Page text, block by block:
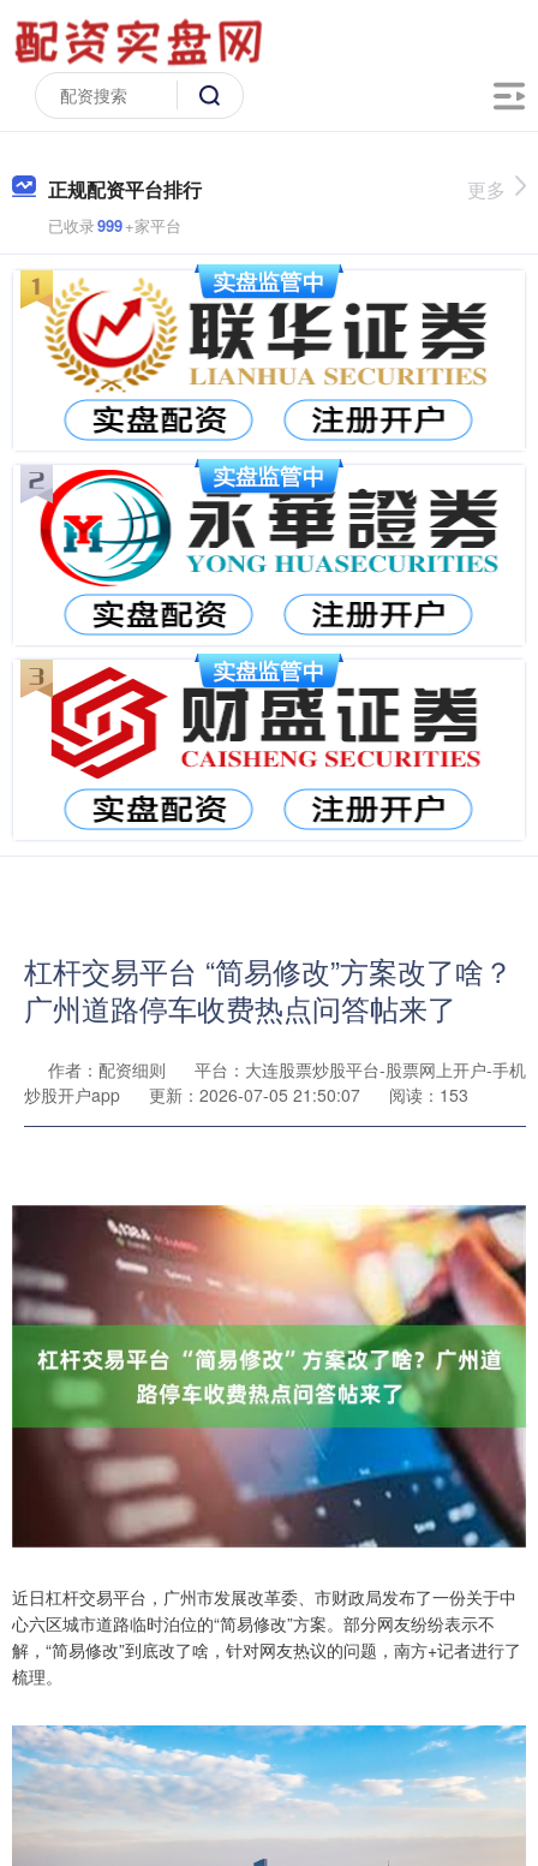
正规配资平台排行
已收录999+家平台
更多
杠杆交易平台 “简易修改”方案改了啥？
广州道路停车收费热点问答帖来了
作者：配资细则
平台：大连股票炒股平台-股票网上开户-手机
炒股开户app
更新：2026-07-05 21:50:07 阅读：153
近日杠杆交易平台，广州市发展改革委、市财政局发布了一份关于中
心六区城市道路临时泊位的“简易修改”方案。部分网友纷纷表示不
解，“简易修改”到底改了啥，针对网友热议的问题，南方+记者进行了
梳理。